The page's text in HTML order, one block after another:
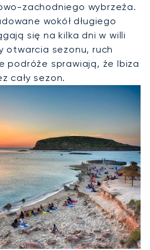
zachodniego wybrzeża.
wokół długiego
się na kilka dni w willi
otwarcia sezonu, ruch
podróże sprawiają, że Ibiza
cały sezon.